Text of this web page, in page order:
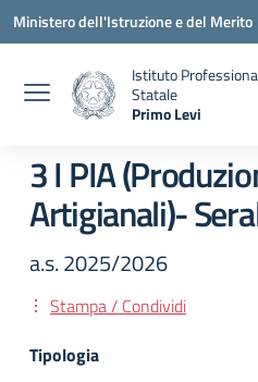
Vai ai contenuti
Vai al menu di navigazione
Vai al footer
Ministero dell'Istruzione e del Merito
Istituto
Statale
Primo Levi
3 I PIA
Artigianali)-
a.s. 2025/2026
Stampa / Condividi
Tipologia